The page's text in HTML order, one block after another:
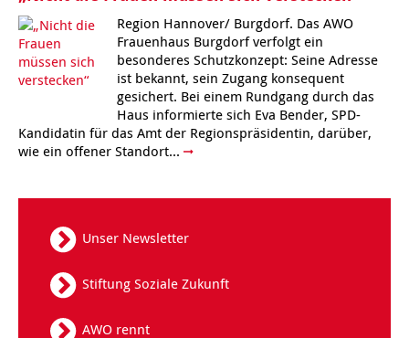
Kindertagesstätte Tresckowstraße
Kindertagesstätte Voltmerstraße
Kindertagesstätte Wiehbergstraße
Kindertagesstätte Petermannstraße /
Familienzentrum
Kindertagesstätte Pfarrlandplatz
Hör- und Sprachheilkindergarten Ratswiese
Kindertagesstätte Schneiderberg
Kindertagesstätte Schweriner Straße /
Familienzentrum
Kindertagesstätte Sylter Weg
Region Hannover/ Burgdorf. Das AWO
Frauenhaus Burgdorf verfolgt ein
besonderes Schutzkonzept: Seine Adresse
ist bekannt, sein Zugang konsequent
gesichert. Bei einem Rundgang durch das
Haus informierte sich Eva Bender, SPD-
Kandidatin für das Amt der Regionspräsidentin, darüber,
wie ein offener Standort...
Unser Newsletter
Stiftung Soziale Zukunft
AWO rennt